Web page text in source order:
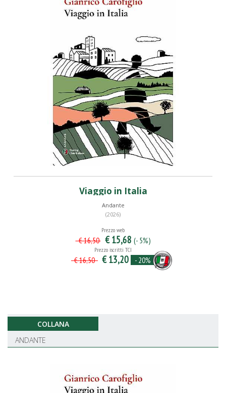
Viaggio in Italia
Andante
(2026)
Prezzo web
€ 16,50 € 15,68 (- 5%)
Prezzo iscritti TCI
€ 16,50 € 13,20 - 20%
COLLANA
ANDANTE